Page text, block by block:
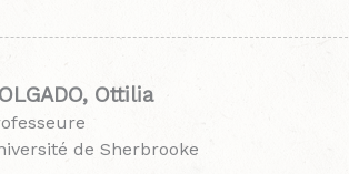
Ottilia
de Sherbrooke